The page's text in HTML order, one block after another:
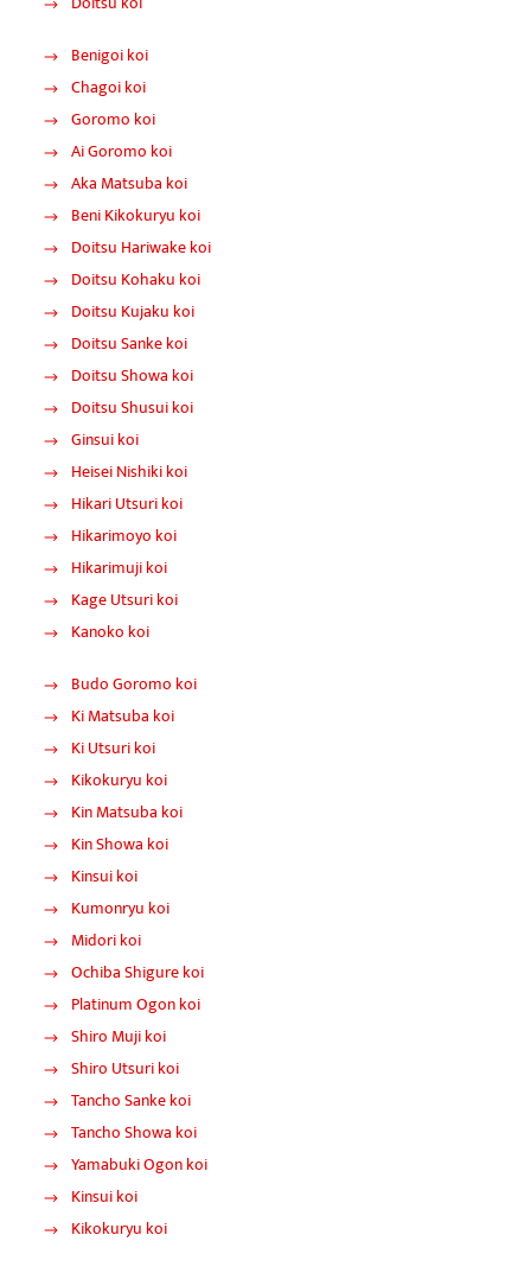
Benigoi koi
Chagoi koi
Goromo koi
Ai Goromo koi
Aka Matsuba koi
Beni Kikokuryu koi
Doitsu Hariwake koi
Doitsu Kohaku koi
Doitsu Kujaku koi
Doitsu Sanke koi
Doitsu Showa koi
Doitsu Shusui koi
Ginsui koi
Heisei Nishiki koi
Hikari Utsuri koi
Hikarimoyo koi
Hikarimuji koi
Kage Utsuri koi
Kanoko koi
Budo Goromo koi
Ki Matsuba koi
Ki Utsuri koi
Kikokuryu koi
Kin Matsuba koi
Kin Showa koi
Kinsui koi
Kumonryu koi
Midori koi
Ochiba Shigure koi
Platinum Ogon koi
Shiro Muji koi
Shiro Utsuri koi
Tancho Sanke koi
Tancho Showa koi
Yamabuki Ogon koi
Kinsui koi
Kikokuryu koi